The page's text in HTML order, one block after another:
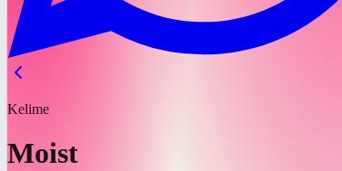
Kelime
Moist